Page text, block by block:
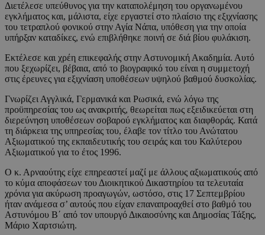
Διετέλεσε υπεύθυνος για την καταπολέμηση του οργανωμένου
εγκλήματος και, μάλιστα, είχε εργαστεί στο πλαίσιο της εξιχνίασης
του τετραπλού φονικού στην Αγία Νάπα, υπόθεση για την οποία
υπήρξαν καταδίκες, ενώ επιβλήθηκε ποινή σε διά βίου φυλάκιση.
Εκτέλεσε και χρέη επικεφαλής στην Αστυνομική Ακαδημία. Αυτό
που ξεχωρίζει, βέβαια, από το βιογραφικό του είναι η συμμετοχή
στις έρευνες για εξιχνίαση υποθέσεων υψηλού βαθμού δυσκολίας.
Γνωρίζει Αγγλικά, Γερμανικά και Ρωσικά, ενώ λόγω της
προϋπηρεσίας του ως ανακριτής, θεωρείται πως εξειδικεύεται στη
διερεύνηση υποθέσεων σοβαρού εγκλήματος και διαφθοράς. Κατά
τη διάρκεια της υπηρεσίας του, έλαβε τον τίτλο του Ανώτατου
Αξιωματικού της εκπαιδευτικής του σειράς και του Καλύτερου
Αξιωματικού για το έτος 1996.
Ο κ. Αρναούτης είχε επηρεαστεί μαζί με άλλους αξιωματικούς από
το κύμα αποφάσεων του Διοικητικού Δικαστηρίου τα τελευταία
χρόνια για ακύρωση προαγωγών, ωστόσο, στις 17 Σεπτεμβρίου
ήταν ανάμεσα σ’ αυτούς που είχαν επαναπροαχθεί στο βαθμό του
Αστυνόμου Β΄ από τον υπουργό Δικαιοσύνης και Δημοσίας Τάξης,
Μάριο Χαρτσιώτη.